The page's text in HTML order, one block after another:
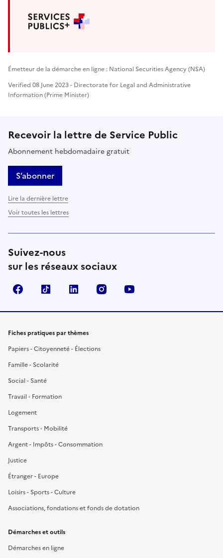
Émetteur de la démarche en ligne : National Securities Agency (NSA)
Verified 08 June 2023 - Directorate for Legal and Administrative
Information (Prime Minister)
Recevoir la lettre de Service Public
Abonnement hebdomadaire gratuit
S’abonner
Lire la dernière lettre
Voir toutes les lettres
Suivez-nous
sur les réseaux sociaux
FacebookTikTok LinkedIn Instagram
Fiches pratiques par thèmes
Papiers - Citoyenneté - Élections
Famille - Scolarité
Social - Santé
Travail - Formation
Logement
Transports - Mobilité
Argent - Impôts - Consommation
Justice
Étranger - Europe
Loisirs - Sports - Culture
Associations, fondations et fonds de dotation
Démarches et outils
Démarches en ligne